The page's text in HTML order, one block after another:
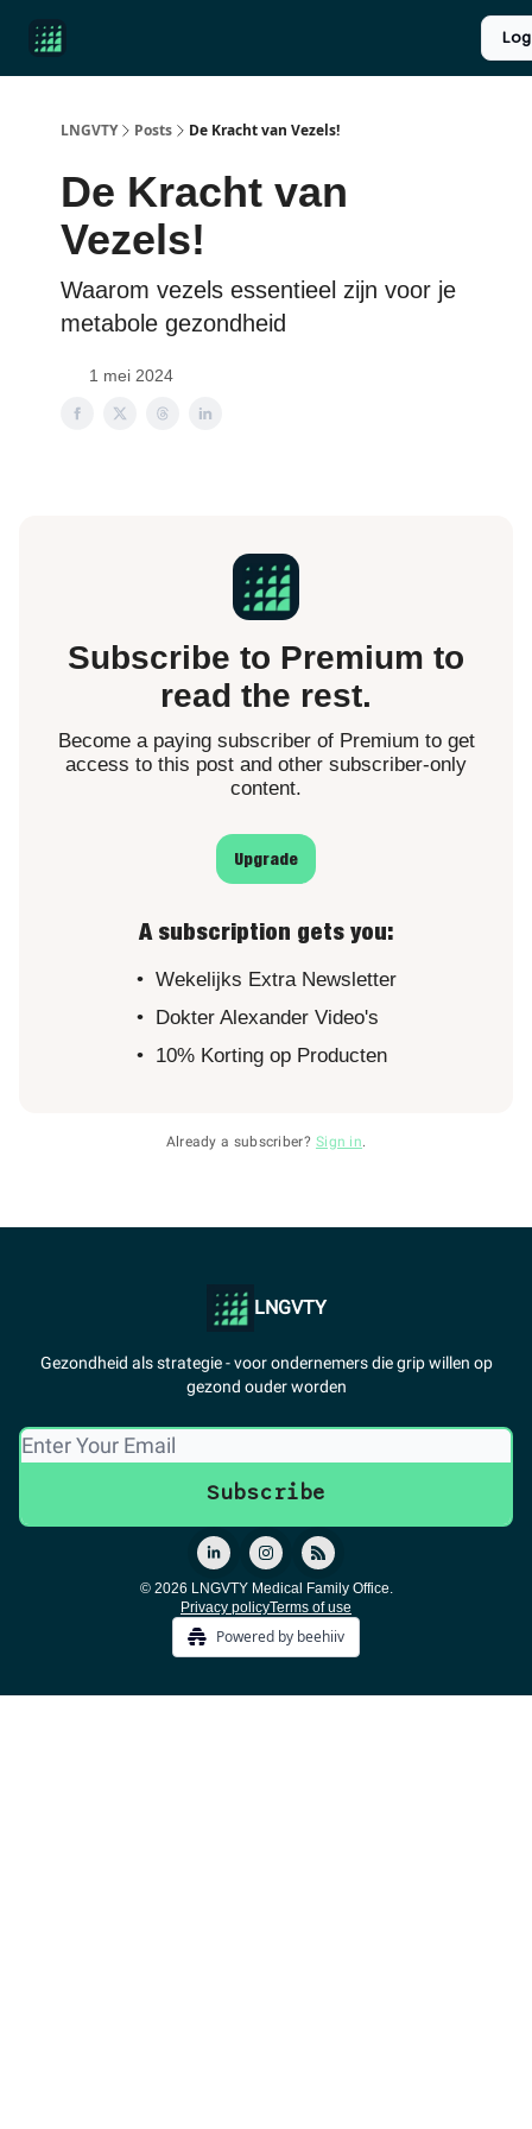
LNGVTY Posts De Kracht van Vezels!
De Kracht van
Vezels!
Waarom vezels essentieel zijn voor je
metabole gezondheid
1 mei 2024
Subscribe to Premium to
read the rest.
Become a paying subscriber of Premium to get
access to this post and other subscriber-only
content.
Upgrade
A subscription gets you:
Wekelijks Extra Newsletter
Dokter Alexander Video's
10% Korting op Producten
Already a subscriber? Sign in.
LNGVTY
Gezondheid als strategie - voor ondernemers die grip willen op
gezond ouder worden
© 2026 LNGVTY Medical Family Office.
Privacy policyTerms of use
Powered by beehiiv